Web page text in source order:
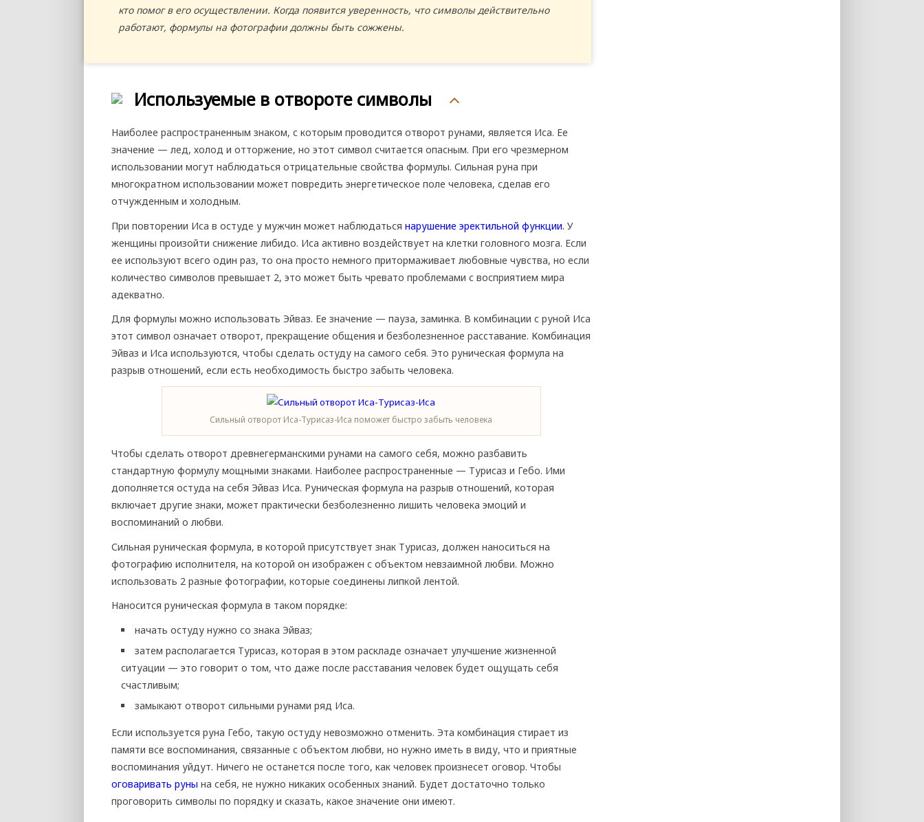
кто помог в его осуществлении. Когда появится уверенность, что символы действительно
работают, формулы на фотографии должны быть сожжены.
Используемые в отвороте символы
Наиболее распространенным знаком, с которым проводится отворот рунами, является Иса. Ее
значение — лед, холод и отторжение, но этот символ считается опасным. При его чрезмерном
использовании могут наблюдаться отрицательные свойства формулы. Сильная руна при
многократном использовании может повредить энергетическое поле человека, сделав его
отчужденным и холодным.
При повторении Иса в остуде у мужчин может наблюдаться нарушение эректильной функции. У
женщины произойти снижение либидо. Иса активно воздействует на клетки головного мозга. Если
ее используют всего один раз, то она просто немного притормаживает любовные чувства, но если
количество символов превышает 2, это может быть чревато проблемами с восприятием мира
адекватно.
Для формулы можно использовать Эйваз. Ее значение — пауза, заминка. В комбинации с руной Иса
этот символ означает отворот, прекращение общения и безболезненное расставание. Комбинация
Эйваз и Иса используются, чтобы сделать остуду на самого себя. Это руническая формула на
разрыв отношений, если есть необходимость быстро забыть человека.
Сильный отворот Иса-Турисаз-Иса поможет быстро забыть человека
Чтобы сделать отворот древнегерманскими рунами на самого себя, можно разбавить
стандартную формулу мощными знаками. Наиболее распространенные — Турисаз и Гебо. Ими
дополняется остуда на себя Эйваз Иса. Руническая формула на разрыв отношений, которая
включает другие знаки, может практически безболезненно лишить человека эмоций и
воспоминаний о любви.
Сильная руническая формула, в которой присутствует знак Турисаз, должен наноситься на
фотографию исполнителя, на которой он изображен с объектом невзаимной любви. Можно
использовать 2 разные фотографии, которые соединены липкой лентой.
Наносится руническая формула в таком порядке:
начать остуду нужно со знака Эйваз;
затем располагается Турисаз, которая в этом раскладе означает улучшение жизненной
ситуации — это говорит о том, что даже после расставания человек будет ощущать себя
счастливым;
замыкают отворот сильными рунами ряд Иса.
Если используется руна Гебо, такую остуду невозможно отменить. Эта комбинация стирает из
памяти все воспоминания, связанные с объектом любви, но нужно иметь в виду, что и приятные
воспоминания уйдут. Ничего не останется после того, как человек произнесет оговор. Чтобы
оговаривать руны на себя, не нужно никаких особенных знаний. Будет достаточно только
проговорить символы по порядку и сказать, какое значение они имеют.